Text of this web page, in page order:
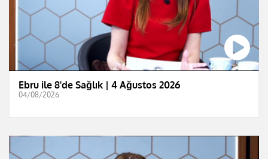
Ebru ile 8'de Sağlık | 4 Ağustos 2026
04/08/2026